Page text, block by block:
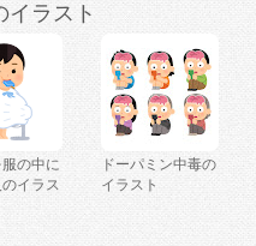
イラスト
の中に
イラス
ドーパミン中毒の
イラスト